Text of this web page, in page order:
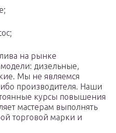
на рынке
дизельные,
Мы не являемся
производителя. Наши
курсы повышения
мастерам выполнять
торговой марки и